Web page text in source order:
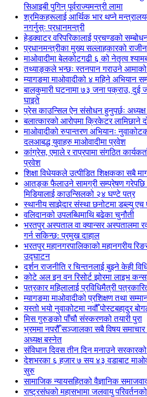
सिआइबी पुगिन् पूर्वराज्यमन्त्री लामा
श्रमिकहरूलाई आर्थिक भार थप्ने
नगर्नुस्ः प्रधानमन्त्री
हेडक्वाटर वरिपरिकालाई प्रचण्डको
प्रधानमन्त्रीका मुख्य सल्लाहकारको
माओवादीमा बेलकोटगढी ६ को नेतृत्व
तथ्याङ्कले भन्छः स्तनपान गराउने
म्यागङमा माओवादीको ४ महिने अभियान
बालकुमारी घटनामा ७३ जना पक्राउ, दुई
घाइते
प्रेस काउन्सिल ऐन संसोधन हुनुपर्छः
बलात्कारको आरोपमा क्रिकेटर लामिछाने
माओवादीको रुपान्तरण अभियानः
दलआबद्ध युवाहरु माओवादीमा प्रवेश
कांग्रेस, एमाले र राप्रपामा संगठित
प्रवेश
शिक्षा विधेयकले उत्पीडित शिक्षकका सबै
आतङ्क फैलाउने सामग्री सम्प्रेषण
मिडियालाई काउन्सिलको २४ घण्टे पत्र
स्थानीय साझेदार संस्था छनोटमा डब्ल्यु
वलिदानको उपलब्धिमाथि बढेका चुनौती
भरतपुर अस्पताल वा क्यान्सर अस्पतालमा
गर्न सकिन्छ: प्रमुख दाहाल
भरतपुर महानगरपालिकाको महानगरीय
उद्घाटन
दर्शन राजनीति र चिन्तनलाई बुझ्ने केही
कोटे अल इन वन रिसोर्ट झोरमा लाइभ
पत्रकार महिलालाई प्रविधिमैत्री
म्यागङमा माओवादीको प्रशिक्षण तथा
यस्तो भयो नुवाकोटमा नवौँ पोस्टबहादुर
मिस गुरुङको पाँचौ संस्करणको तयारी पुरा
भ्रममा नपरौँ सञ्जालका सबै विषय
अध्यक्ष बस्नेत
संविधान दिवस तीन दिन मनाउने सरकारको
देशभरका ६ हजार ७ सय ४३ वडाबाट
सुरु
सामाजिक न्यायसहितको वैज्ञानिक
राष्ट्रसंघको महासभामा जलवायु